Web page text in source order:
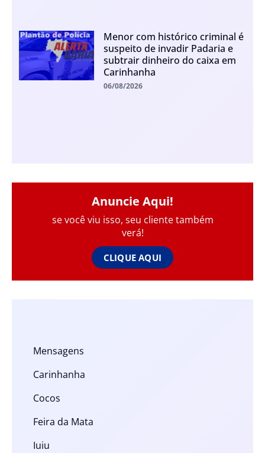
Menor com histórico criminal é
suspeito de invadir Padaria e
subtrair dinheiro do caixa em
Carinhanha
06/08/2026
Anuncie Aqui!
se você viu isso, seu cliente também
verá!
CLIQUE AQUI
Mensagens
Carinhanha
Cocos
Feira da Mata
Iuiu